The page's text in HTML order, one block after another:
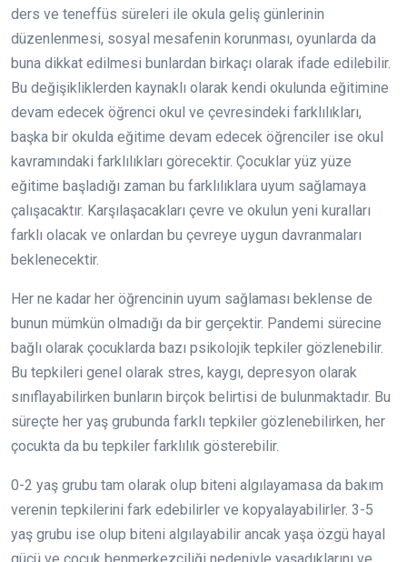
ders ve teneffüs süreleri ile okula geliş günlerinin
düzenlenmesi, sosyal mesafenin korunması, oyunlarda da
buna dikkat edilmesi bunlardan birkaçı olarak ifade edilebilir.
Bu değişikliklerden kaynaklı olarak kendi okulunda eğitimine
devam edecek öğrenci okul ve çevresindeki farklılıkları,
başka bir okulda eğitime devam edecek öğrenciler ise okul
kavramındaki farklılıkları görecektir. Çocuklar yüz yüze
eğitime başladığı zaman bu farklılıklara uyum sağlamaya
çalışacaktır. Karşılaşacakları çevre ve okulun yeni kuralları
farklı olacak ve onlardan bu çevreye uygun davranmaları
beklenecektir.
Her ne kadar her öğrencinin uyum sağlaması beklense de
bunun mümkün olmadığı da bir gerçektir. Pandemi sürecine
bağlı olarak çocuklarda bazı psikolojik tepkiler gözlenebilir.
Bu tepkileri genel olarak stres, kaygı, depresyon olarak
sınıflayabilirken bunların birçok belirtisi de bulunmaktadır. Bu
süreçte her yaş grubunda farklı tepkiler gözlenebilirken, her
çocukta da bu tepkiler farklılık gösterebilir.
0-2 yaş grubu tam olarak olup biteni algılayamasa da bakım
verenin tepkilerini fark edebilirler ve kopyalayabilirler. 3-5
yaş grubu ise olup biteni algılayabilir ancak yaşa özgü hayal